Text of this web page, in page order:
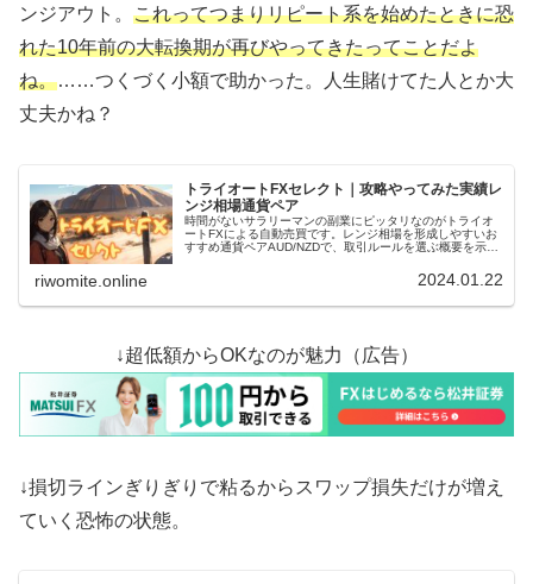
ンジアウト。 これってつまりリピート系を始めたときに恐
れた10年前の大転換期が再びやってきたってことだよ
ね。……つくづく小額で助かった。人生賭けてた人とか大
丈夫かね？
トライオートFXセレクト｜攻略やってみた実績レ
ンジ相場通貨ペア
時間がないサラリーマンの副業にピッタリなのがトライオ
ートFXによる自動売買です。レンジ相場を形成しやすいお
すすめ通貨ペアAUD/NZDで、取引ルールを選ぶ概要を示し
riwomite.online 2024.01.22
↓超低額からOKなのが魅力（広告）
↓損切ラインぎりぎりで粘るからスワップ損失だけが増え
ていく恐怖の状態。